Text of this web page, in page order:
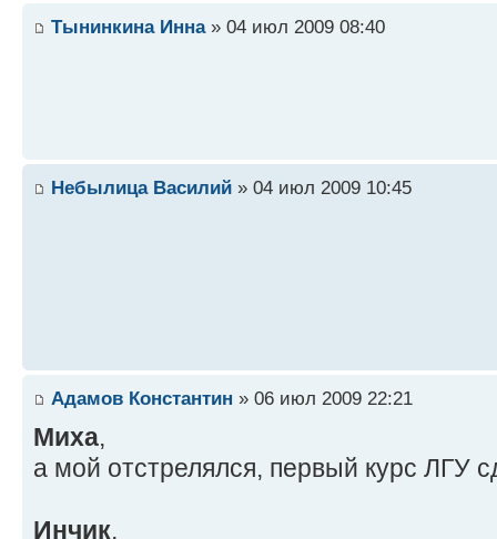
Тынинкина Инна» 04 июл 2009 08:40
Небылица Василий » 04 июл 2009 10:45
Адамов Константин » 06 июл 2009 22:21
Миха,
а мой отстрелялся, первый курс ЛГУ
Инчик,